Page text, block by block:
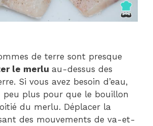
de terre sont presque
le merlu au-dessus des
Si vous avez besoin d’eau,
plus pour que le bouillon
du merlu. Déplacer la
des mouvements de va-et-